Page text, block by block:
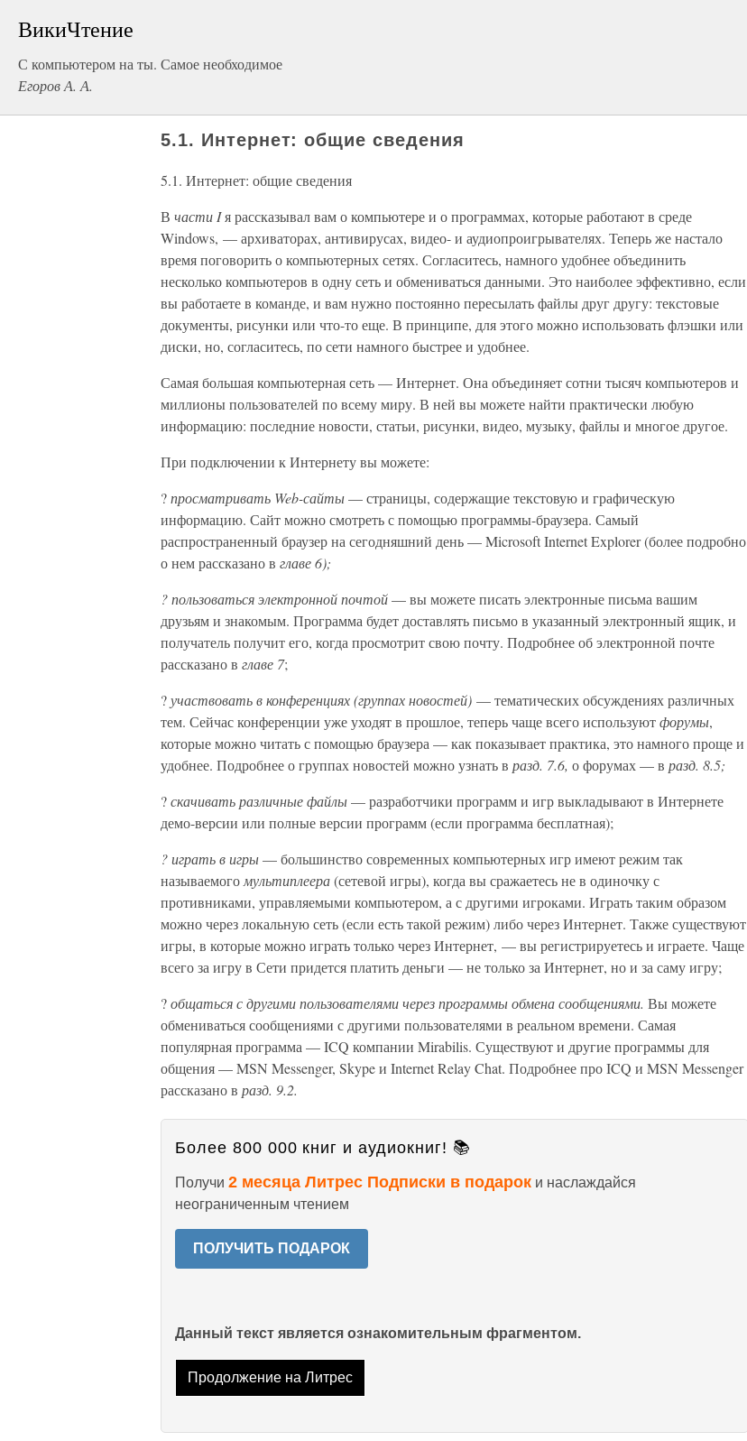
ВикиЧтение
С компьютером на ты. Самое необходимое
Егоров А. А.
5.1. Интернет: общие сведения
5.1. Интернет: общие сведения
В части Iя рассказывал вам о компьютере и о программах, которые работают в среде
Windows, — архиваторах, антивирусах, видео- и аудиопроигрывателях. Теперь же настало
время поговорить о компьютерных сетях. Согласитесь, намного удобнее объединить
несколько компьютеров в одну сеть и обмениваться данными. Это наиболее эффективно, если
вы работаете в команде, и вам нужно постоянно пересылать файлы друг другу: текстовые
документы, рисунки или что-то еще. В принципе, для этого можно использовать флэшки или
диски, но, согласитесь, по сети намного быстрее и удобнее.
Самая большая компьютерная сеть — Интернет. Она объединяет сотни тысяч компьютеров и
миллионы пользователей по всему миру. В ней вы можете найти практически любую
информацию: последние новости, статьи, рисунки, видео, музыку, файлы и многое другое.
При подключении к Интернету вы можете:
?просматривать Web-сайты— страницы, содержащие текстовую и графическую
информацию. Сайт можно смотреть с помощью программы-браузера. Самый
распространенный браузер на сегодняшний день — Microsoft Internet Explorer (более подробно
о нем рассказано в главе 6);
? пользоваться электронной почтой— вы можете писать электронные письма вашим
друзьям и знакомым. Программа будет доставлять письмо в указанный электронный ящик, и
получатель получит его, когда просмотрит свою почту. Подробнее об электронной почте
рассказано в главе 7;
?участвовать в конференциях (группах новостей) — тематических обсуждениях различных
тем. Сейчас конференции уже уходят в прошлое, теперь чаще всего используютфорумы,
которые можно читать с помощью браузера — как показывает практика, это намного проще и
удобнее. Подробнее о группах новостей можно узнать в разд. 7.6, о форумах — в разд. 8.5;
?скачивать различные файлы— разработчики программ и игр выкладывают в Интернете
демо-версии или полные версии программ (если программа бесплатная);
? играть в игры— большинство современных компьютерных игр имеют режим так
называемого мультиплеера(сетевой игры), когда вы сражаетесь не в одиночку с
противниками, управляемыми компьютером, а с другими игроками. Играть таким образом
можно через локальную сеть (если есть такой режим) либо через Интернет. Также существуют
игры, в которые можно играть только через Интернет, — вы регистрируетесь и играете. Чаще
всего за игру в Сети придется платить деньги — не только за Интернет, но и за саму игру;
?общаться с другими пользователями через программы обмена сообщениями. Вы можете
обмениваться сообщениями с другими пользователями в реальном времени. Самая
популярная программа — ICQ компании Mirabilis. Существуют и другие программы для
общения — MSN Messenger, Skype и Internet Relay Chat. Подробнее про ICQ и MSN Messenger
рассказано в разд. 9.2.
Более 800 000 книг и аудиокниг! 📚
Получи 2 месяца Литрес Подписки в подарок и наслаждайся
неограниченным чтением
ПОЛУЧИТЬ ПОДАРОК
Данный текст является ознакомительным фрагментом.
Продолжение на Литрес